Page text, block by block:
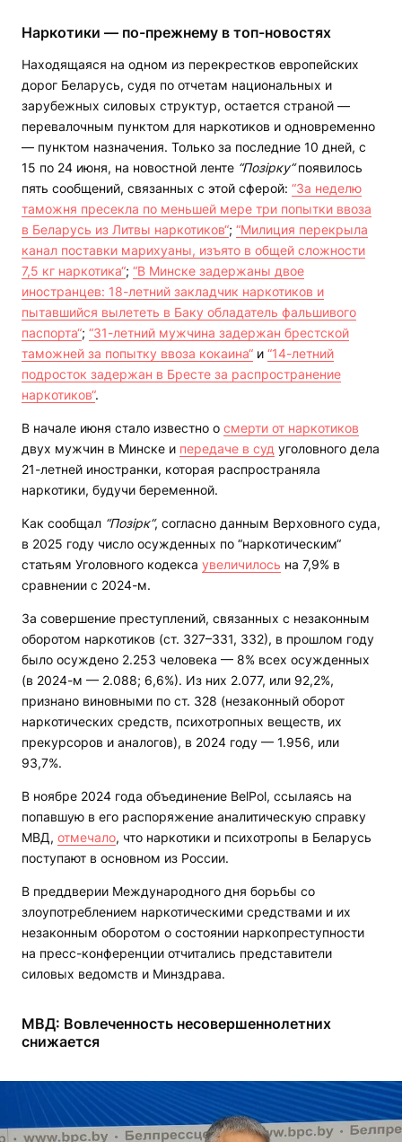
Наркотики — по-прежнему в топ-новостях
Находящаяся на одном из перекрестков европейских
дорог Беларусь, судя по отчетам национальных и
зарубежных силовых структур, остается страной —
перевалочным пунктом для наркотиков и одновременно
— пунктом назначения. Только за последние 10 дней, с
15 по 24 июня, на новостной ленте “Позірку“появилось
пять сообщений, связанных с этой сферой: “За неделю
таможня пресекла по меньшей мере три попытки ввоза
в Беларусь из Литвы наркотиков“; “Милиция перекрыла
канал поставки марихуаны, изъято в общей сложности
7,5 кг наркотика“; “В Минске задержаны двое
иностранцев: 18-летний закладчик наркотиков и
пытавшийся вылететь в Баку обладатель фальшивого
паспорта“; “31-летний мужчина задержан брестской
таможней за попытку ввоза кокаина“ и “14-летний
подросток задержан в Бресте за распространение
наркотиков“.
В начале июня стало известно о смерти от наркотиков
двух мужчин в Минске и передаче в суд уголовного дела
21-летней иностранки, которая распространяла
наркотики, будучи беременной.
Как сообщал “Позірк“, согласно данным Верховного суда,
в 2025 году число осужденных по “наркотическим“
статьям Уголовного кодекса увеличилось на 7,9% в
сравнении с 2024-м.
За совершение преступлений, связанных с незаконным
оборотом наркотиков (ст. 327–331, 332), в прошлом году
было осуждено 2.253 человека — 8% всех осужденных
(в 2024-м — 2.088; 6,6%). Из них 2.077, или 92,2%,
признано виновными по ст. 328 (незаконный оборот
наркотических средств, психотропных веществ, их
прекурсоров и аналогов), в 2024 году — 1.956, или
93,7%.
В ноябре 2024 года объединение BelPol, ссылаясь на
попавшую в его распоряжение аналитическую справку
МВД, отмечало, что наркотики и психотропы в Беларусь
поступают в основном из России.
В преддверии Международного дня борьбы со
злоупотреблением наркотическими средствами и их
незаконным оборотом о состоянии наркопреступности
на пресс-конференции отчитались представители
силовых ведомств и Минздрава.
МВД: Вовлеченность несовершеннолетних
снижается